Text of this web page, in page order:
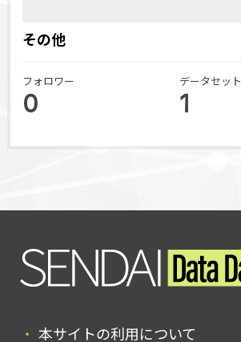
その他
フォロワー
0
データセット
1
本サイトの利用について